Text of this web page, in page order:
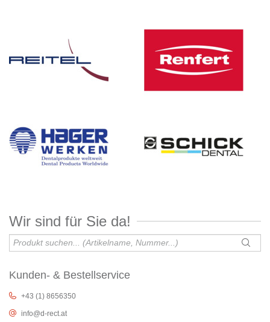
Wir sind für Sie da!
Kunden- & Bestellservice
+43 (1) 8656350
info@d-rect.at